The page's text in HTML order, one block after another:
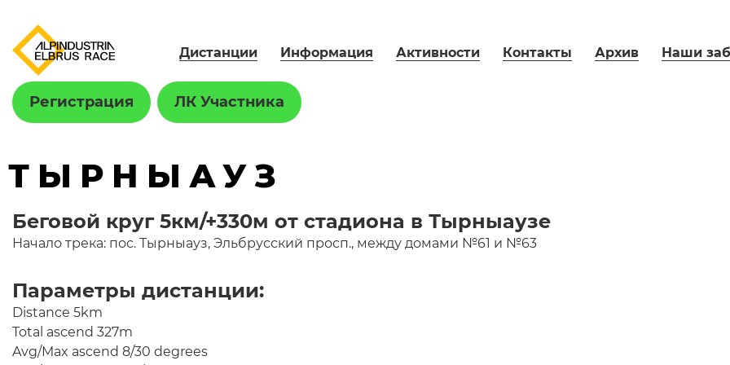
Дистанции Информация Активности Контакты Архив Наши
Регистрация ЛК Участника
ТЫРНЫАУЗ
Беговой круг 5км/+330м от стадиона в Тырныаузе
Начало трека: пос. Тырныауз, Эльбрусский просп., между домами №61 и №63
Параметры дистанции:
Distance 5km
Total ascend 327m
Avg/Max ascend 8/30 degrees